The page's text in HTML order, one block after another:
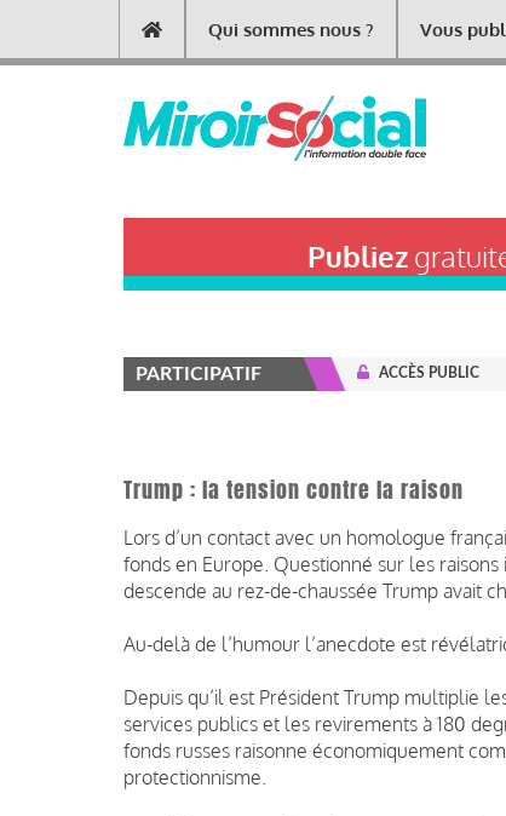
contenu
Main
navigation
Qui sommes nous ? Vous
Publiez
PARTICIPATIF ACCÈS PUBLIC
Trump : la tension contre la raison
Lors d’un contact avec un homologue
fonds en Europe. Questionné sur les
descende au rez-de-chaussée Trump avait
Au-delà de l’humour l’anecdote est
Depuis qu’il est Président Trump multiplie
services publics et les revirements à 180
fonds russes raisonne économiquement
protectionnisme.